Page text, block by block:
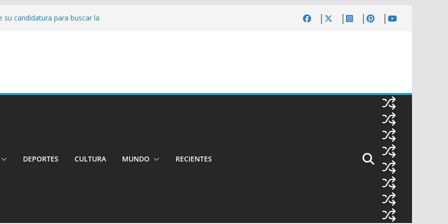
su candidatura para buscar la
Investigan crimen de un hombre en el
e incidentes marcaron la
DEPORTES CULTURA MUNDO RECIENTES